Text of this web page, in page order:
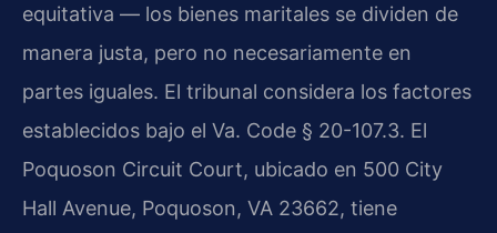
equitativa — los bienes maritales se dividen de
manera justa, pero no necesariamente en
partes iguales. El tribunal considera los factores
establecidos bajo el Va. Code § 20-107.3. El
Poquoson Circuit Court, ubicado en 500 City
Hall Avenue, Poquoson, VA 23662, tiene